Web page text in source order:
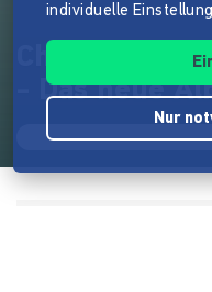
Christin
- Das neue
individuelle
Nur